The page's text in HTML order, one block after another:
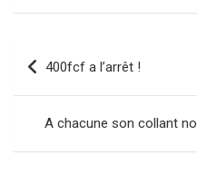
Navigation
de
l’article
400fcf a l’arrêt !
A chacune son collant